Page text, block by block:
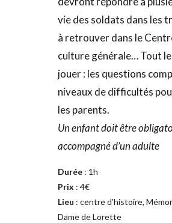
vie des soldats dans les
à retrouver dans le
culture générale… Tout
jouer : les questions
niveaux de difficultés
les parents.
Un enfant doit être
accompagné d’un adulte
Durée : 1h
Prix : 4€
Lieu : centre d'histoire,
Dame de Lorette